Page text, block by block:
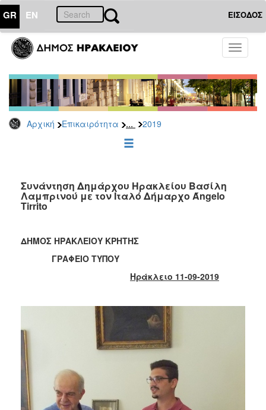
GR EN ΕΙΣΟΔΟΣ
Toggle
Αρχική Επικαιρότητα ... 2019
ΕΠΙΚΑΙΡΟΤΗΤΑ
Τύπου
Αρχείο
2026
2025
2022
2021
2019
2018
2015
2010
2006
Συνάντηση Δημάρχου Ηρακλείου Βασίλη
Λαμπρινού με τον Ιταλό Δήμαρχο Άngelo
Tirrito
ΔΗΜΟΣ ΗΡΑΚΛΕΙΟΥ ΚΡΗΤΗΣ
ΓΡΑΦΕΙΟ ΤΥΠΟΥ
Ηράκλειο 11-09-2019